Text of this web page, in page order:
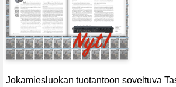
Jokamiesluokan tuotantoon soveltuva